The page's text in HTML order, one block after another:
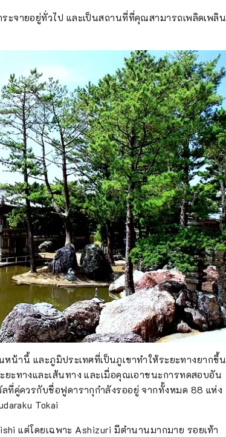
จายอยู่ทั่วไป และเป็นสถานที่ที่คุณสามารถเพลิดเพลิน
น้านี้ และภูมิประเทศที่เป็นภูเขาทำให้ระยะทางยากขึ้น
ะทางและเส้นทาง และเมื่อคุณเอาชนะการทดสอบอัน
ที่คู่ควรกับชื่อฟูดารากุกำลังรออยู่ จากทั้งหมด 88 แห่ง
Tokai
แต่โดยเฉพาะ Ashizuri มีตำนานมากมาย รอยเท้า